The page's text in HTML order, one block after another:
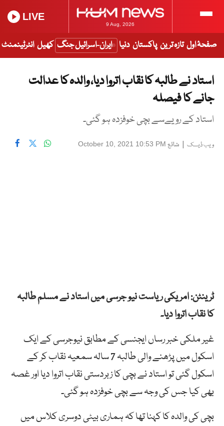
9 Aug, 2026
LIVE
صفحۂ اول تازہ ترین پاکستان دنیا ایران-اسرائیل جنگ کھیل انٹرٹینمنٹ
استاد نے طالبہ کا نقاب اتروا دیا، والدہ کا عدالت
جانے کا فیصلہ
استاد کے رویےسے بچی خوفزدہ ہو گئی۔
ویب ڈیسک | شائع October 10, 2021 10:53 PM
ٹرینٹن: امریکی ریاست نیو جرسی میں استاد نے مسلم طالبہ
کا نقاب اتروا دیا۔
غیر ملکی خبر رساں ایجنسی کے مطابق نیوجرسی کے ایک
اسکول میں پڑھنے والی طالبہ 7 سالہ سمعیہ نقاب کر کے
اسکول گئی تو استاد نے بچی کا زبردستی نقاب اتروا دیا اور غصہ
بھی کیا جس کی وجہ سے بچی خوفزدہ ہو گئی۔
بچی کی والدہ کا کہنا تھا کہ ہماری بیٹی دوسری کلاس میں